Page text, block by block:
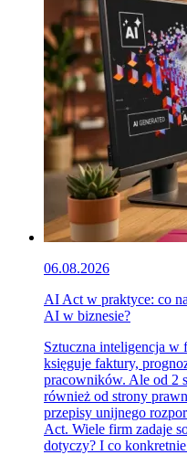
06.08.2026
AI Act w praktyce: co
AI w biznesie?
Sztuczna inteligencja w
księguje faktury,
pracowników. Ale od 2
również od strony
przepisy unijnego
Act. Wiele firm zadaje
dotyczy? I co